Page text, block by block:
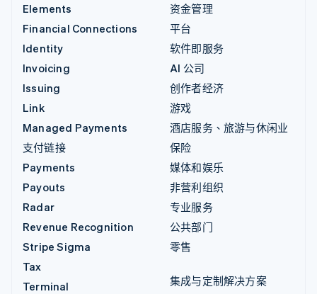
Elements
Financial Connections
Identity
Invoicing
Issuing
Link
Managed Payments
支付链接
Payments
Payouts
Radar
Revenue Recognition
Stripe Sigma
Tax
Terminal
资金管理
平台
软件即服务
AI 公司
创作者经济
游戏
酒店服务、旅游与休闲业
保险
媒体和娱乐
非营利组织
专业服务
公共部门
零售
集成与定制解决方案